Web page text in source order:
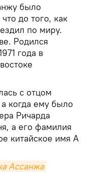
было
до того, как
по миру.
Родился
года в
с отцом
когда ему было
Ричарда
а его фамилия
китайское имя А
Ассанжа